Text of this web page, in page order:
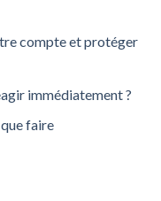
compte et protéger
immédiatement ?
faire